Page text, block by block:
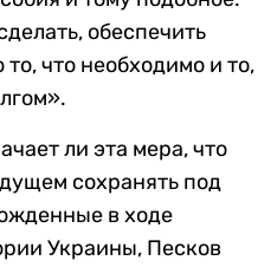
обеспечить
что необходимо и то,
ли эта мера, что
сохранять под
в ходе
Украины, Песков